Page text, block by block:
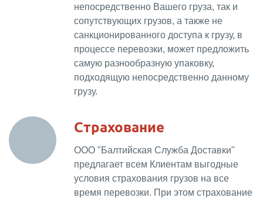
непосредственно Вашего груза, так и
сопутствующих грузов, а также не
санкционированного доступа к грузу, в
процессе перевозки, может предложить
самую разнообразную упаковку,
подходящую непосредственно данному
грузу.
Страхование
ООО "Балтийская Служба Доставки"
предлагает всем Клиентам выгодные
условия страхования грузов на все
время перевозки. При этом страхование